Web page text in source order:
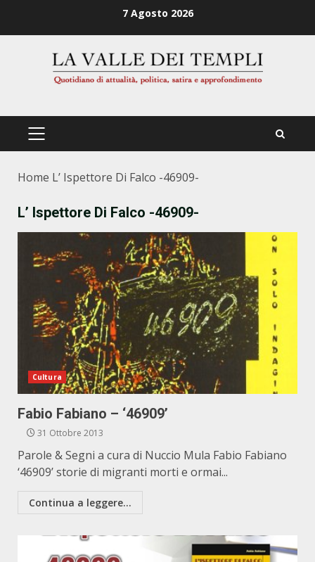
7 Agosto 2026
PRIMÄRES
Home L’ Ispettore Di Falco -46909-
L’ Ispettore Di Falco -46909-
Cultura
Fabio Fabiano – ‘46909’
31 Ottobre 2013
Parole & Segni a cura di Nuccio Mula Fabio Fabiano
‘46909’ storie di migranti morti e ormai...
Continua a leggere...